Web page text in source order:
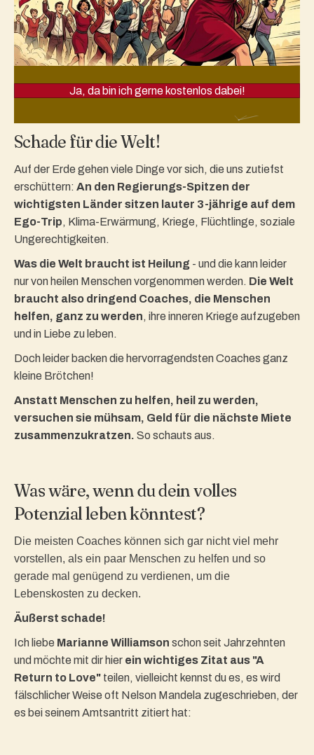
Ja, da bin ich gerne kostenlos dabei!
Schade für die Welt!
Auf der Erde gehen viele Dinge vor sich, die uns zutiefst
erschüttern: An den Regierungs-Spitzen der
wichtigsten Länder sitzen lauter 3-jährige auf dem
Ego-Trip, Klima-Erwärmung, Kriege, Flüchtlinge, soziale
Ungerechtigkeiten.
Was die Welt braucht ist Heilung - und die kann leider
nur von heilen Menschen vorgenommen werden. Die Welt
braucht also dringend Coaches, die Menschen
helfen, ganz zu werden, ihre inneren Kriege aufzugeben
und in Liebe zu leben.
Doch leider backen die hervorragendsten Coaches ganz
kleine Brötchen!
Anstatt Menschen zu helfen, heil zu werden,
versuchen sie mühsam, Geld für die nächste Miete
zusammenzukratzen. So schauts aus.
Was wäre, wenn du dein volles
Potenzial leben könntest?
Die meisten Coaches können sich gar nicht viel mehr
vorstellen, als ein paar Menschen zu helfen und so
gerade mal genügend zu verdienen, um die
Lebenskosten zu decken.
Äußerst schade!
Ich liebe Marianne Williamson schon seit Jahrzehnten
und möchte mit dir hier ein wichtiges Zitat aus "A
Return to Love" teilen, vielleicht kennst du es, es wird
fälschlicher Weise oft Nelson Mandela zugeschrieben, der
es bei seinem Amtsantritt zitiert hat: